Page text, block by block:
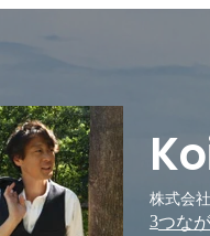
株式会
3つな